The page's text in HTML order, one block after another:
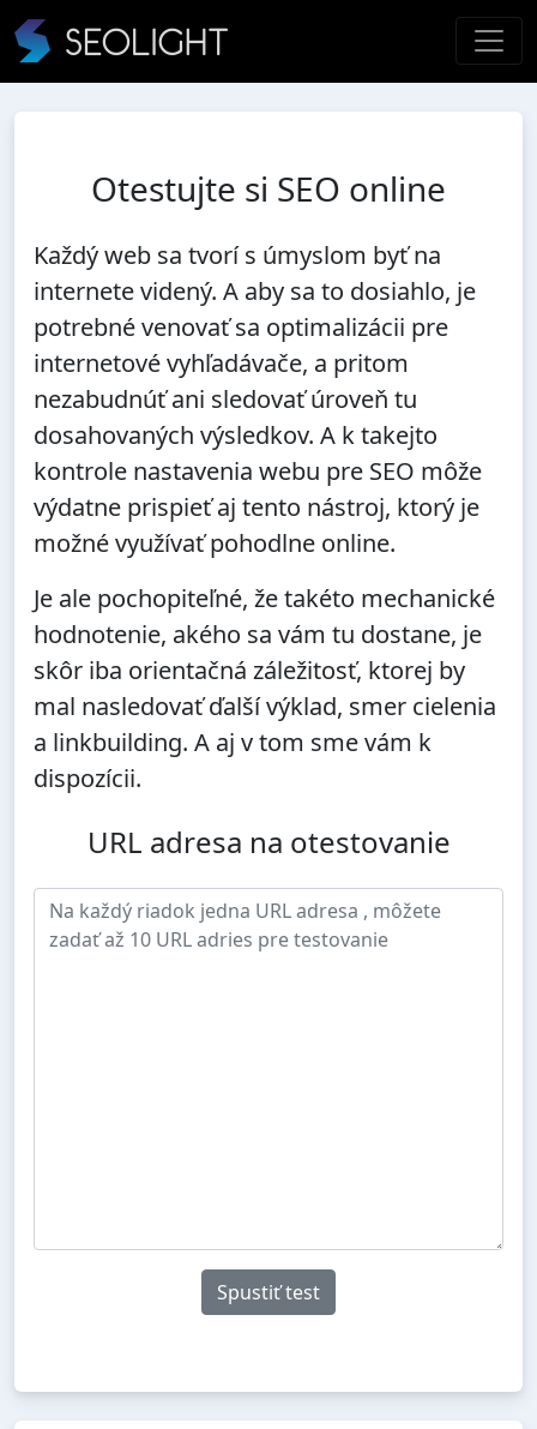
Otestujte si SEO online
Každý web sa tvorí s úmyslom byť na
internete videný. A aby sa to dosiahlo, je
potrebné venovať sa optimalizácii pre
internetové vyhľadávače, a pritom
nezabudnúť ani sledovať úroveň tu
dosahovaných výsledkov. A k takejto
kontrole nastavenia webu pre SEO môže
výdatne prispieť aj tento nástroj, ktorý je
možné využívať pohodlne online.
Je ale pochopiteľné, že takéto mechanické
hodnotenie, akého sa vám tu dostane, je
skôr iba orientačná záležitosť, ktorej by
mal nasledovať ďalší výklad, smer cielenia
a linkbuilding. A aj v tom sme vám k
dispozícii.
URL adresa na otestovanie